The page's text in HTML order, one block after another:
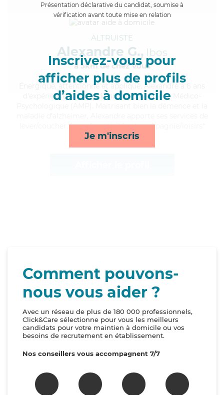
Présentation déclarative du candidat, soumise à
vérification avant toute mise en relation
Inscrivez-vous pour
afficher plus de profils
d’aides à domicile
Je m'inscris
ALTRUISTE
Alexandre G., Ibos
à 5km de chez Vous
, attentionné et appliqué, Alexandre a 6 ans
d'expérience et possède un diplôme d'Aide Médico-
lever/coucher, rappels, activités et compagnie/loisirs*
Comment pouvons-
nous vous aider ?
Avec un réseau de plus de 180 000 professionnels,
Click&Care sélectionne pour vous les meilleurs
candidats pour votre maintien à domicile ou vos
besoins de recrutement en établissement.
Nos conseillers vous accompagnent 7/7